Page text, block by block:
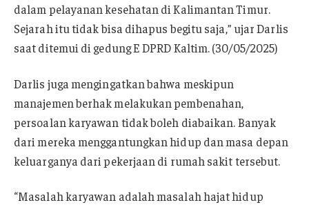
dalam pelayanan kesehatan di Kalimantan Timur.
Sejarah itu tidak bisa dihapus begitu saja,” ujar Darlis
saat ditemui di gedung E DPRD Kaltim. (30/05/2025)
Darlis juga mengingatkan bahwa meskipun
manajemen berhak melakukan pembenahan,
persoalan karyawan tidak boleh diabaikan. Banyak
dari mereka menggantungkan hidup dan masa depan
keluarganya dari pekerjaan di rumah sakit tersebut.
“Masalah karyawan adalah masalah hajat hidup